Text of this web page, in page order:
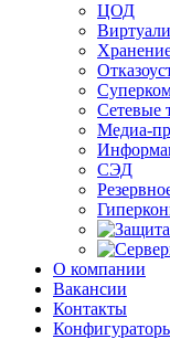
ЦОД
Сетевые
Медиа-
СЭД
О компании
Вакансии
Контакты